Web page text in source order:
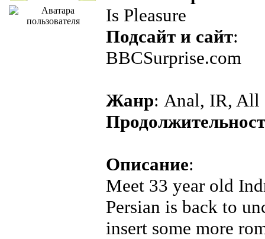
Is Pleasure
Подсайт и сайт:
BBCSurprise.com
Жанр: Anal, IR, All
Описание:
Meet 33 year old
Persian is back to
insert some more